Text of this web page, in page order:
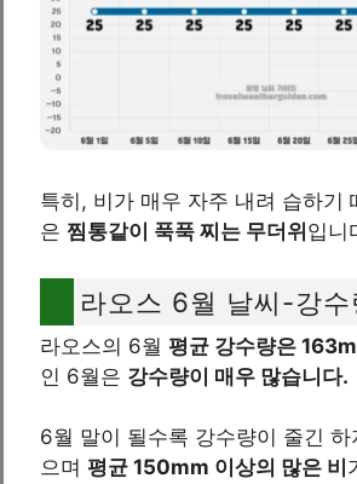
특히, 비가 매우 자주 내려 습하기
은 찜통같이 푹푹 찌는 무더위 입니
라오스 6월 날씨-강수
라오스의 6월 평균 강수량은
인 6월은 강수량이 매우 많습니다.
6월 말이 될수록 강수량이 줄긴 하
으며 평균 150mm 이상의 많은 비